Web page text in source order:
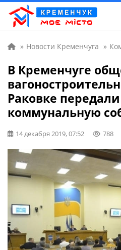
» Новости Кременчуга »
В Кременчуге
Раковке
коммунальную
14 декабря 2019, 07:52 788